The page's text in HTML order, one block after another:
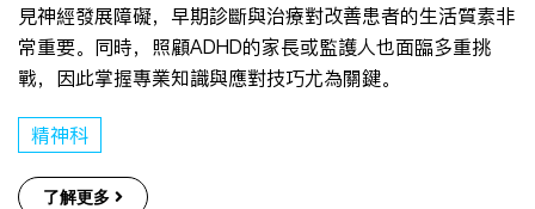
見神經發展障礙，早期診斷與治療對改善患者的生活質素非
常重要。同時，照顧ADHD的家長或監護人也面臨多重挑
戰，因此掌握專業知識與應對技巧尤為關鍵。
精神科
了解更多